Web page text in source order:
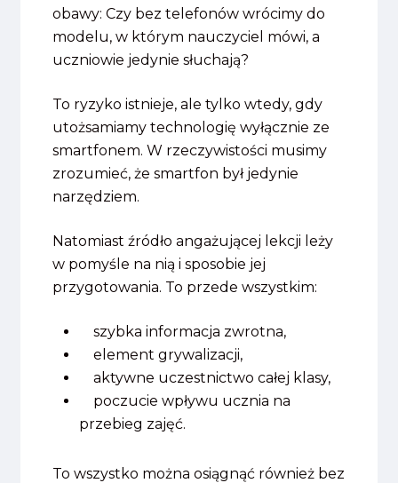
obawy: Czy bez telefonów wrócimy do
modelu, w którym nauczyciel mówi, a
uczniowie jedynie słuchają?
To ryzyko istnieje, ale tylko wtedy, gdy
utożsamiamy technologię wyłącznie ze
smartfonem. W rzeczywistości musimy
zrozumieć, że smartfon był jedynie
narzędziem.
Natomiast źródło angażującej lekcji leży
w pomyśle na nią i sposobie jej
przygotowania. To przede wszystkim:
szybka informacja zwrotna,
element grywalizacji,
aktywne uczestnictwo całej klasy,
poczucie wpływu ucznia na
przebieg zajęć.
To wszystko można osiągnąć również bez